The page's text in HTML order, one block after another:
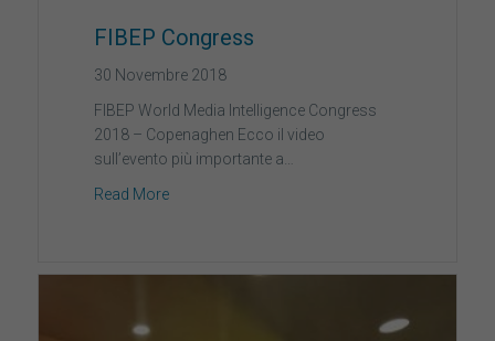
FIBEP Congress
30 Novembre 2018
FIBEP World Media Intelligence Congress
2018 – Copenaghen Ecco il video
sull’evento più importante a…
Read More